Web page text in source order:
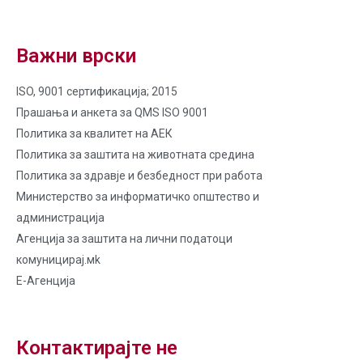
Важни врски
ISO, 9001 сертификација; 2015
Прашања и анкета за QMS ISO 9001
Политика за квалитет на AЕК
Политика за заштита на животната средина
Политика за здравје и безбедност при работа
Министерство за информатичко општество и
администрација
Агенција за заштита на лични податоци
комуницирај.мk
Е-Агенција
Контактирајте не